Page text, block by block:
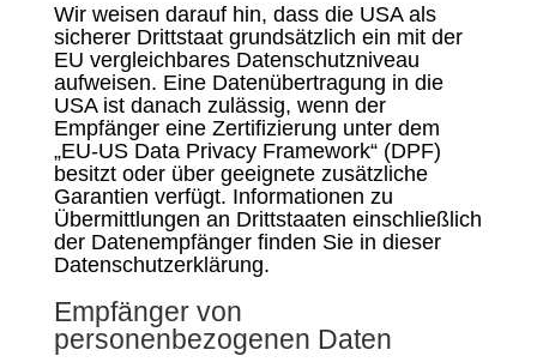
Wir weisen darauf hin, dass die USA als
sicherer Drittstaat grundsätzlich ein mit der
EU vergleichbares Datenschutzniveau
aufweisen. Eine Datenübertragung in die
USA ist danach zulässig, wenn der
Empfänger eine Zertifizierung unter dem
„EU-US Data Privacy Framework“ (DPF)
besitzt oder über geeignete zusätzliche
Garantien verfügt. Informationen zu
Übermittlungen an Drittstaaten einschließlich
der Datenempfänger finden Sie in dieser
Datenschutzerklärung.
Empfänger von
personenbezogenen Daten